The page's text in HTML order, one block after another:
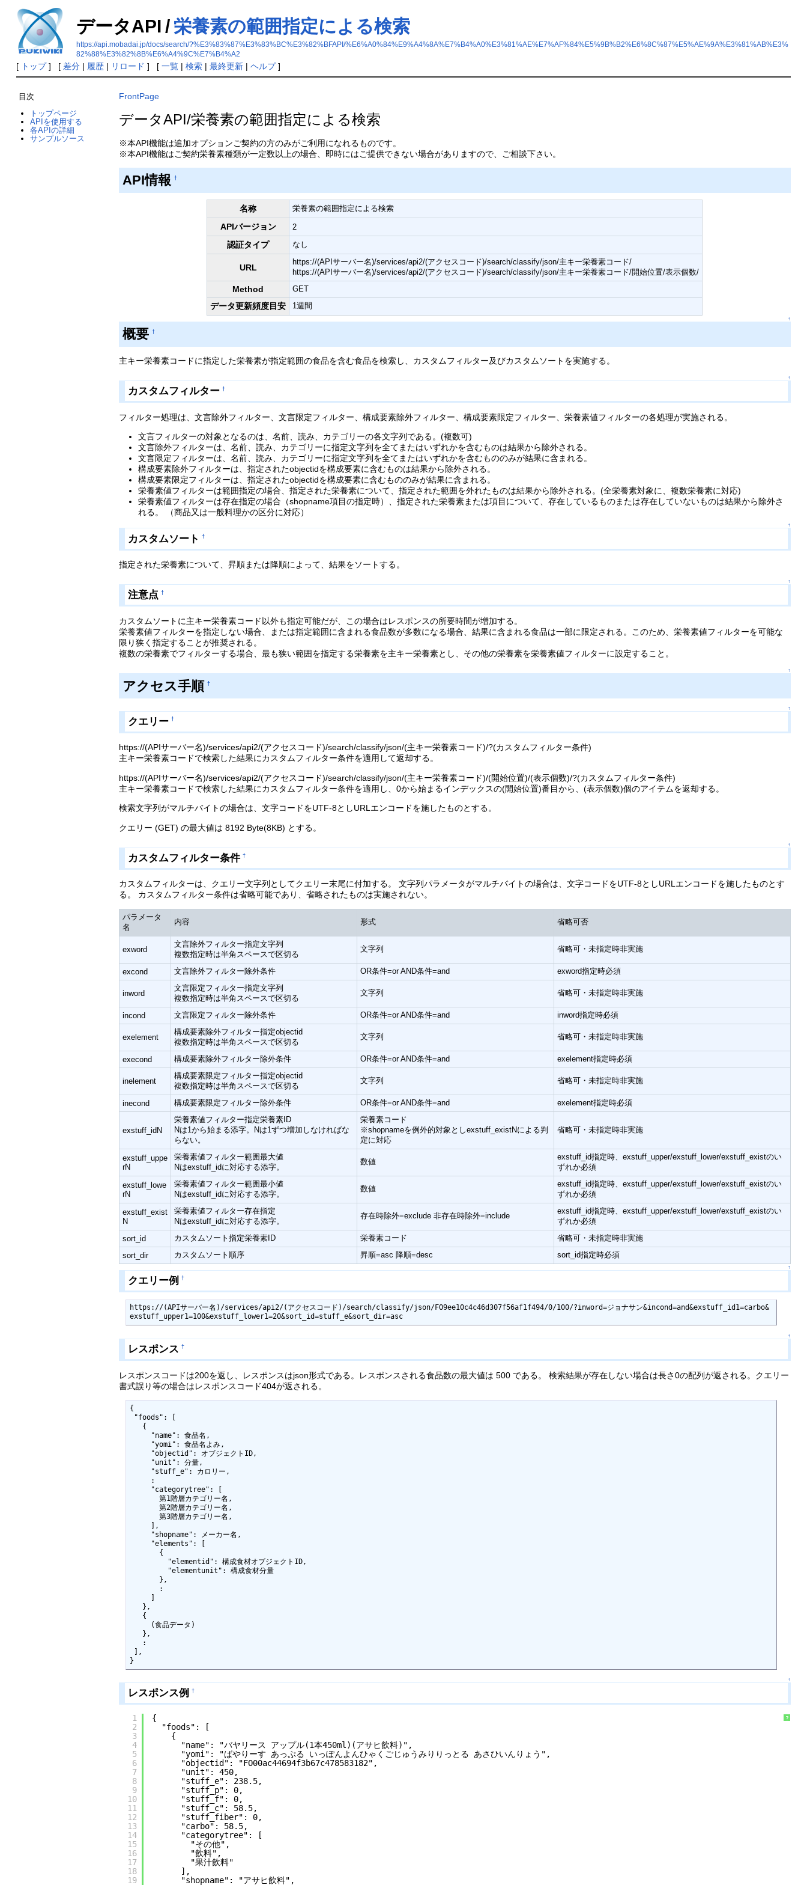
データAPI / 栄養素の範囲指定による検索
https://api.mobadai.jp/docs/search/?%E3%83%87%E3%83%BC%E3%82%BFAPI/%E6%A0%84%E9%A4%8A%E7%B4%A0%E3%81%AE%E7%AF%84%E5%9B%B2%E6%8C%87%E5%AE%9A%E3%81%AB%E3%
82%88%E3%82%8B%E6%A4%9C%E7%B4%A2
[ トップ] [ 差分| 履歴| リロード ] [ 一覧| 検索| 最終更新| ヘルプ]
FrontPage
データAPI/栄養素の範囲指定による検索
※本API機能は追加オプションご契約の方のみがご利用になれるものです。
※本API機能はご契約栄養素種類が一定数以上の場合、即時にはご提供できない場合がありますので、ご相談下さい。
API情報 †
名称 栄養素の範囲指定による検索
APIバージョン 2
認証タイプ なし
URL
https://(APIサーバー名)/services/api2/(アクセスコード)/search/classify/json/主キー栄養素コード/
https://(APIサーバー名)/services/api2/(アクセスコード)/search/classify/json/主キー栄養素コード/開始位置/表示個数/
Method GET
データ更新頻度目安 1週間
↑
概要 †
主キー栄養素コードに指定した栄養素が指定範囲の食品を含む食品を検索し、カスタムフィルター及びカスタムソートを実施する。
↑
カスタムフィルター †
フィルター処理は、文言除外フィルター、文言限定フィルター、構成要素除外フィルター、構成要素限定フィルター、栄養素値フィルターの各処理が実施される。
文言フィルターの対象となるのは、名前、読み、カテゴリーの各文字列である。(複数可)
文言除外フィルターは、名前、読み、カテゴリーに指定文字列を全てまたはいずれかを含むものは結果から除外される。
文言限定フィルターは、名前、読み、カテゴリーに指定文字列を全てまたはいずれかを含むもののみが結果に含まれる。
構成要素除外フィルターは、指定されたobjectidを構成要素に含むものは結果から除外される。
構成要素限定フィルターは、指定されたobjectidを構成要素に含むもののみが結果に含まれる。
栄養素値フィルターは範囲指定の場合、指定された栄養素について、指定された範囲を外れたものは結果から除外される。(全栄養素対象に、複数栄養素に対応)
栄養素値フィルターは存在指定の場合（shopname項目の指定時）、指定された栄養素または項目について、存在しているものまたは存在していないものは結果から除外さ
れる。 （商品又は一般料理かの区分に対応）
↑
カスタムソート †
指定された栄養素について、昇順または降順によって、結果をソートする。
↑
注意点 †
カスタムソートに主キー栄養素コード以外も指定可能だが、この場合はレスポンスの所要時間が増加する。
栄養素値フィルターを指定しない場合、または指定範囲に含まれる食品数が多数になる場合、結果に含まれる食品は一部に限定される。このため、栄養素値フィルターを可能な
限り狭く指定することが推奨される。
複数の栄養素でフィルターする場合、最も狭い範囲を指定する栄養素を主キー栄養素とし、その他の栄養素を栄養素値フィルターに設定すること。
↑
アクセス手順 †
↑
クエリー †
https://(APIサーバー名)/services/api2/(アクセスコード)/search/classify/json/(主キー栄養素コード)/?(カスタムフィルター条件)
主キー栄養素コードで検索した結果にカスタムフィルター条件を適用して返却する。
https://(APIサーバー名)/services/api2/(アクセスコード)/search/classify/json/(主キー栄養素コード)/(開始位置)/(表示個数)/?(カスタムフィルター条件)
主キー栄養素コードで検索した結果にカスタムフィルター条件を適用し、0から始まるインデックスの(開始位置)番目から、(表示個数)個のアイテムを返却する。
検索文字列がマルチバイトの場合は、文字コードをUTF-8としURLエンコードを施したものとする。
クエリー (GET) の最大値は 8192 Byte(8KB) とする。
↑
カスタムフィルター条件 †
カスタムフィルターは、クエリー文字列としてクエリー末尾に付加する。 文字列パラメータがマルチバイトの場合は、文字コードをUTF-8としURLエンコードを施したものとす
る。 カスタムフィルター条件は省略可能であり、省略されたものは実施されない。
パラメータ
名
内容 形式 省略可否
exword
文言除外フィルター指定文字列
複数指定時は半角スペースで区切る
文字列 省略可・未指定時非実施
excond 文言除外フィルター除外条件 OR条件=or AND条件=and exword指定時必須
inword
文言限定フィルター指定文字列
複数指定時は半角スペースで区切る
文字列 省略可・未指定時非実施
incond 文言限定フィルター除外条件 OR条件=or AND条件=and inword指定時必須
exelement
構成要素除外フィルター指定objectid
複数指定時は半角スペースで区切る
文字列 省略可・未指定時非実施
execond 構成要素除外フィルター除外条件 OR条件=or AND条件=and exelement指定時必須
inelement
構成要素限定フィルター指定objectid
複数指定時は半角スペースで区切る
文字列 省略可・未指定時非実施
inecond 構成要素限定フィルター除外条件 OR条件=or AND条件=and exelement指定時必須
exstuff_idN
栄養素値フィルター指定栄養素ID
Nは1から始まる添字。Nは1ずつ増加しなければな
らない。
栄養素コード
※shopnameを例外的対象としexstuff_existNによる判
定に対応
省略可・未指定時非実施
exstuff_uppe
rN
栄養素値フィルター範囲最大値
Nはexstuff_idに対応する添字。
数値
exstuff_id指定時、exstuff_upper/exstuff_lower/exstuff_existのい
ずれか必須
exstuff_lowe
rN
栄養素値フィルター範囲最小値
Nはexstuff_idに対応する添字。
数値
exstuff_id指定時、exstuff_upper/exstuff_lower/exstuff_existのい
ずれか必須
exstuff_exist
N
栄養素値フィルター存在指定
Nはexstuff_idに対応する添字。
存在時除外=exclude 非存在時除外=include
exstuff_id指定時、exstuff_upper/exstuff_lower/exstuff_existのい
ずれか必須
sort_id
カスタムソート指定栄養素ID 栄養素コード
省略可・未指定時非実施
sort_dir
カスタムソート順序 昇順=asc 降順=desc sort_id指定時必須
↑
クエリー例 †
https://(APIサーバー名)/services/api2/(アクセスコード)/search/classify/json/FO9ee10c4c46d307f56af1f494/0/100/?inword=ジョナサン&incond=and&exstuff_id1=carbo&
exstuff_upper1=100&exstuff_lower1=20&sort_id=stuff_e&sort_dir=asc
↑
レスポンス †
レスポンスコードは200を返し、レスポンスはjson形式である。レスポンスされる食品数の最大値は 500 である。 検索結果が存在しない場合は長さ0の配列が返される。クエリー
書式誤り等の場合はレスポンスコード404が返される。
{
       第1階層カテゴリー名,
       第2階層カテゴリー名,
       第3階層カテゴリー名,
}
↑
レスポンス例 †
?
1
2
3
4
5
6
7
8
9
10
11
12
13
14
15
16
17
18
19
{
"foods": [
{
"name": "バヤリース アップル(1本450ml)(アサヒ飲料)",
"yomi": "ばやりーす あっぷる いっぽんよんひゃくごじゅうみりりっとる あさひいんりょう",
"objectid": "FO00ac44694f3b67c478583182",
"unit": 450,
"stuff_e": 238.5,
"stuff_p": 0,
"stuff_f": 0,
"stuff_c": 58.5,
"stuff_fiber": 0,
"carbo": 58.5,
"categorytree": [
"その他",
"飲料",
"果汁飲料"
],
"shopname": "アサヒ飲料",
目次
トップページ
APIを使用する
各APIの詳細
サンプルソース